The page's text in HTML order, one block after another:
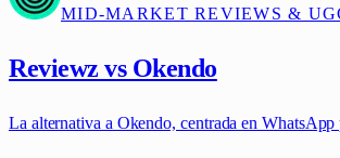
MID-MARKET REVIEWS &
Reviewz vs Okendo
La alternativa a Okendo, centrada en WhatsApp